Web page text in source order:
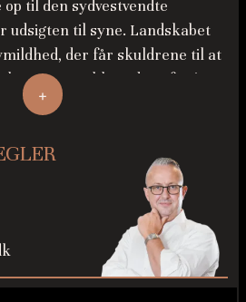
til den sydvestvendte
til syne. Landskabet
der får skuldrene til at
man på klare dage få øje på
laterner i aftenmørket,
hvide sejl.
et moseområde sig med
bevoksning. Det er her,
men også mange andre
på himlen og i det lydtæppe,
dyrenes gemmesteder som
+